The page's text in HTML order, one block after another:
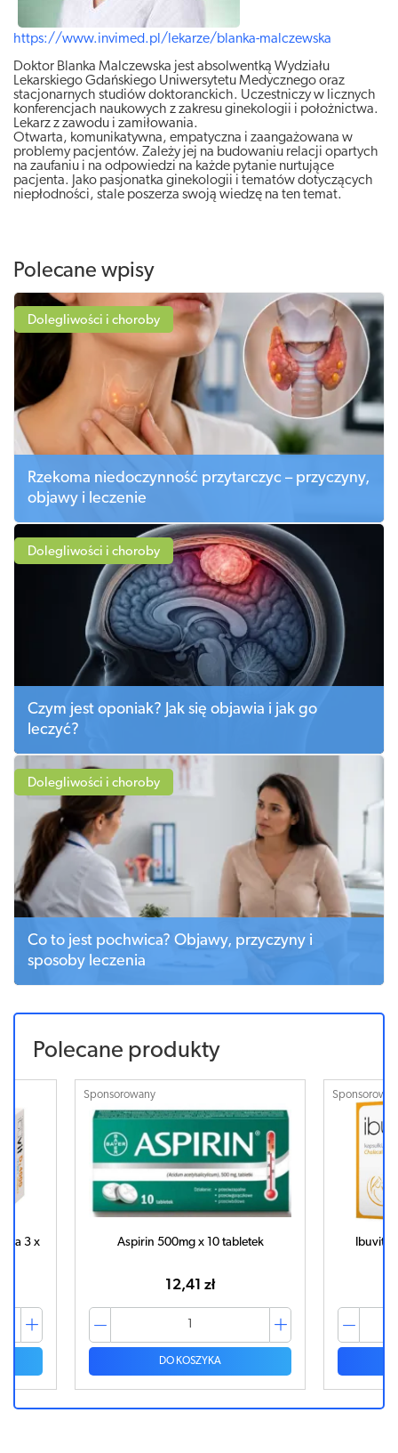
https://www.invimed.pl/lekarze/blanka-malczewska
Doktor Blanka Malczewska jest absolwentką Wydziału
Lekarskiego Gdańskiego Uniwersytetu Medycznego oraz
stacjonarnych studiów doktoranckich. Uczestniczy w licznych
konferencjach naukowych z zakresu ginekologii i położnictwa.
Lekarz z zawodu i zamiłowania.
Otwarta, komunikatywna, empatyczna i zaangażowana w
problemy pacjentów. Zależy jej na budowaniu relacji opartych
na zaufaniu i na odpowiedzi na każde pytanie nurtujące
pacjenta. Jako pasjonatka ginekologii i tematów dotyczących
niepłodności, stale poszerza swoją wiedzę na ten temat.
Polecane wpisy
Dolegliwości i choroby
Rzekoma niedoczynność przytarczyc – przyczyny,
objawy i leczenie
Dolegliwości i choroby
Czym jest oponiak? Jak się objawia i jak go
leczyć?
Dolegliwości i choroby
Co to jest pochwica? Objawy, przyczyny i
sposoby leczenia
Polecane produkty
3 x
Sponsorowany
Aspirin 500mg x 10 tabletek
12,41 zł
DO KOSZYKA
Ibuvit